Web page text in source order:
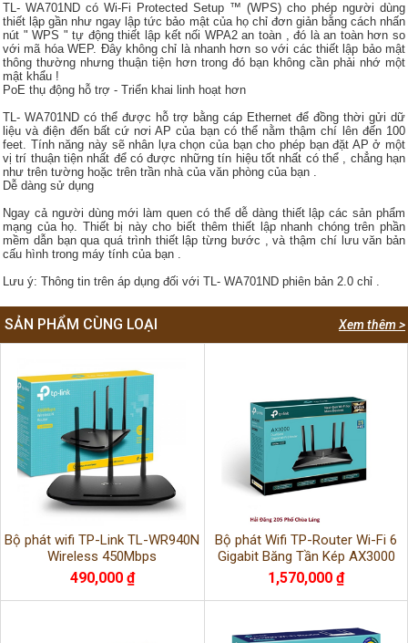
TL- WA701ND có Wi-Fi Protected Setup ™ (WPS) cho phép người dùng
thiết lập gần như ngay lập tức bảo mật của họ chỉ đơn giản bằng cách nhấn
nút " WPS " tự động thiết lập kết nối WPA2 an toàn , đó là an toàn hơn so
với mã hóa WEP. Đây không chỉ là nhanh hơn so với các thiết lập bảo mật
thông thường nhưng thuận tiện hơn trong đó bạn không cần phải nhớ một
mật khẩu !
PoE thụ động hỗ trợ - Triển khai linh hoạt hơn
TL- WA701ND có thể được hỗ trợ bằng cáp Ethernet để đồng thời gửi dữ
liệu và điện đến bất cứ nơi AP của bạn có thể nằm thậm chí lên đến 100
feet. Tính năng này sẽ nhân lựa chọn của bạn cho phép bạn đặt AP ở một
vị trí thuận tiện nhất để có được những tín hiệu tốt nhất có thể , chẳng hạn
như trên tường hoặc trên trần nhà của văn phòng của bạn .
Dễ dàng sử dụng
Ngay cả người dùng mới làm quen có thể dễ dàng thiết lập các sản phẩm
mạng của họ. Thiết bị này cho biết thêm thiết lập nhanh chóng trên phần
mềm dẫn bạn qua quá trình thiết lập từng bước , và thậm chí lưu văn bản
cấu hình trong máy tính của bạn .
Lưu ý: Thông tin trên áp dụng đối với TL- WA701ND phiên bản 2.0 chỉ .
Xem thêm >
SẢN PHẨM CÙNG LOẠI
Bộ phát wifi TP-Link TL-WR940N
Wireless 450Mbps
490,000 ₫
Bộ phát Wifi TP-Router Wi-Fi 6
Gigabit Băng Tần Kép AX3000
TP-Link Archer AX50
1,570,000 ₫